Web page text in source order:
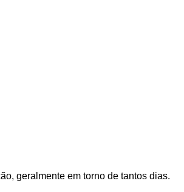
geralmente em torno de tantos dias.